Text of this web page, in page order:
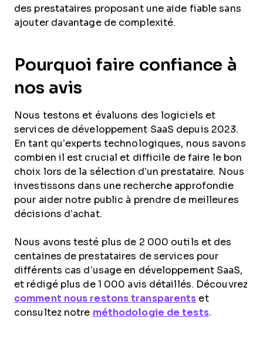
des prestataires proposant une aide fiable sans
ajouter davantage de complexité.
Pourquoi faire confiance à
nos avis
Nous testons et évaluons des logiciels et
services de développement SaaS depuis 2023.
En tant qu’experts technologiques, nous savons
combien il est crucial et difficile de faire le bon
choix lors de la sélection d’un prestataire. Nous
investissons dans une recherche approfondie
pour aider notre public à prendre de meilleures
décisions d’achat.
Nous avons testé plus de 2 000 outils et des
centaines de prestataires de services pour
différents cas d’usage en développement SaaS,
et rédigé plus de 1 000 avis détaillés. Découvrez
comment nous restons transparents et
consultez notre méthodologie de tests.